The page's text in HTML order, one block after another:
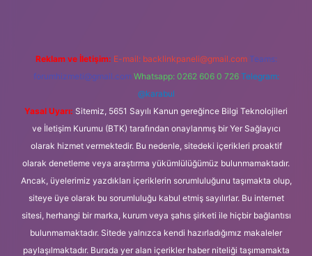
Reklam ve İletişim: E-mail: backlinkpaneli@gmail.com Teams:
forumhizmeti@gmail.com Whatsapp: 0262 606 0 726 Telegram:
@karabul
Yasal Uyarı: Sitemiz, 5651 Sayılı Kanun gereğince Bilgi Teknolojileri
ve İletişim Kurumu (BTK) tarafından onaylanmış bir Yer Sağlayıcı
olarak hizmet vermektedir. Bu nedenle, sitedeki içerikleri proaktif
olarak denetleme veya araştırma yükümlülüğümüz bulunmamaktadır.
Ancak, üyelerimiz yazdıkları içeriklerin sorumluluğunu taşımakta olup,
siteye üye olarak bu sorumluluğu kabul etmiş sayılırlar. Bu internet
sitesi, herhangi bir marka, kurum veya şahıs şirketi ile hiçbir bağlantısı
bulunmamaktadır. Sitede yalnızca kendi hazırladığımız makaleler
paylaşılmaktadır. Burada yer alan içerikler haber niteliği taşımamakta